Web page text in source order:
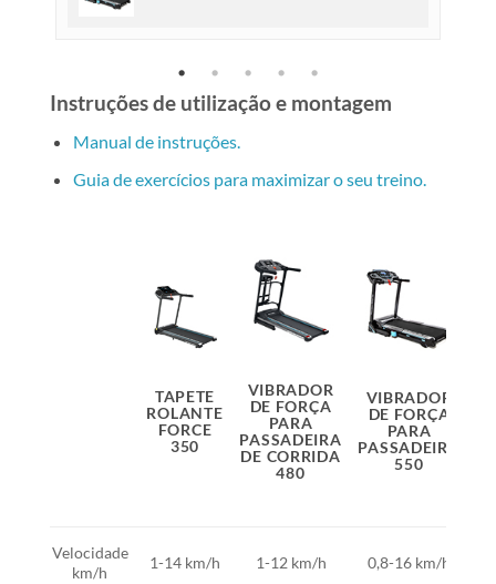
Instruções de utilização e montagem
Manual de instruções.
Guia de exercícios para maximizar o seu treino.
TAPETE
ROLANTE
FORCE
350
VIBRADOR
DE FORÇA
PARA
PASSADEIRA
DE CORRIDA
480
VIBRADOR
DE FORÇA
PARA
PASSADEIRA
550
Velocidade
km/h
1-14 km/h 1-12 km/h 0,8-16 km/h